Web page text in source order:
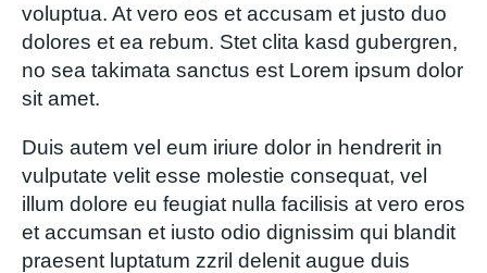
voluptua. At vero eos et accusam et justo duo
dolores et ea rebum. Stet clita kasd gubergren,
no sea takimata sanctus est Lorem ipsum dolor
sit amet.
Duis autem vel eum iriure dolor in hendrerit in
vulputate velit esse molestie consequat, vel
illum dolore eu feugiat nulla facilisis at vero eros
et accumsan et iusto odio dignissim qui blandit
praesent luptatum zzril delenit augue duis